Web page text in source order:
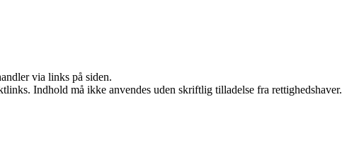
via links på siden.
Indhold må ikke anvendes uden skriftlig tilladelse fra rettighedshaver.